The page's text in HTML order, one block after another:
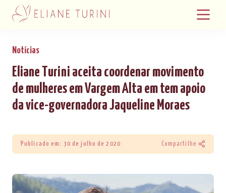
Notícias
Eliane Turini aceita coordenar movimento
de mulheres em Vargem Alta em tem apoio
da vice-governadora Jaqueline Moraes
Publicado em: 30 de julho de 2020 Compartilhe